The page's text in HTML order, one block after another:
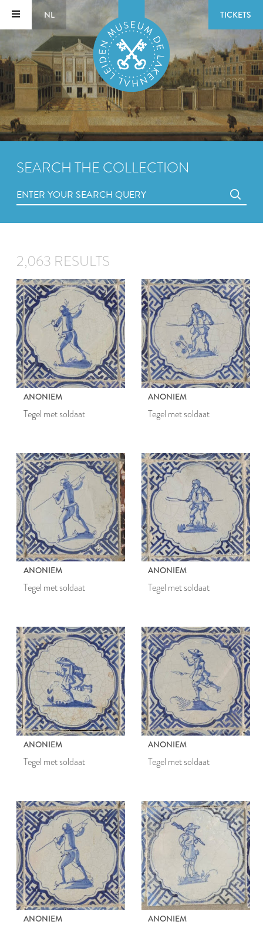
NL TICKETS
SEARCH THE COLLECTION
2,063 RESULTS
ANONIEM
Tegel met soldaat
ANONIEM
Tegel met soldaat
ANONIEM
Tegel met soldaat
ANONIEM
Tegel met soldaat
ANONIEM
Tegel met soldaat
ANONIEM
Tegel met soldaat
ANONIEM ANONIEM